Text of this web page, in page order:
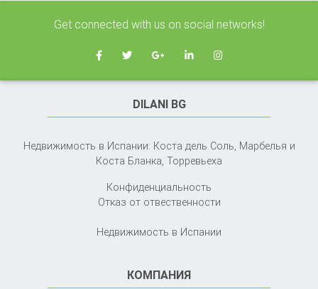
Get connected with us on social networks!
DILANI BG
Недвижимость в Испании: Коста дель Соль, Марбелья и
Коста Бланка, Торревьеха
Конфиденциальность
Отказ от отвественности
Недвижимость в Испании
КОМПАНИЯ